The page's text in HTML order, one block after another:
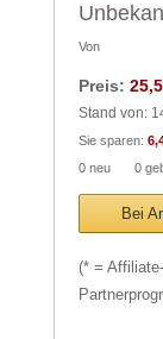
Von
Preis:
Stand von:
Sie sparen:
0 neu
0
Bei
(* =